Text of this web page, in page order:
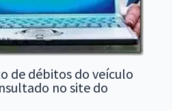
de débitos do veículo
no site do